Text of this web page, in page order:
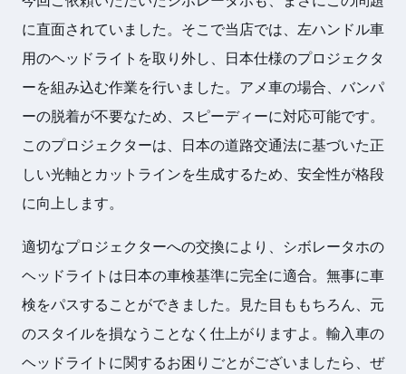
に直面されていました。そこで当店では、左ハンドル車
用のヘッドライトを取り外し、日本仕様のプロジェクタ
ーを組み込む作業を行いました。アメ車の場合、バンパ
ーの脱着が不要なため、スピーディーに対応可能です。
このプロジェクターは、日本の道路交通法に基づいた正
しい光軸とカットラインを生成するため、安全性が格段
に向上します。
適切なプロジェクターへの交換により、シボレータホの
ヘッドライトは日本の車検基準に完全に適合。無事に車
検をパスすることができました。見た目ももちろん、元
のスタイルを損なうことなく仕上がりますよ。輸入車の
ヘッドライトに関するお困りごとがございましたら、ぜ